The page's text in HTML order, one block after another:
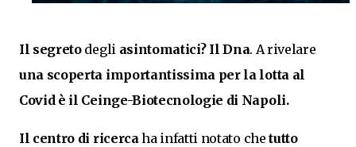
Il segreto degli asintomatici? Il Dna. A rivelare
una scoperta importantissima per la lotta al
Covid è il Ceinge-Biotecnologie di Napoli.
Il centro di ricercaha infatti notato chetutto